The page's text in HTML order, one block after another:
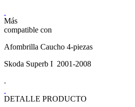
Más
compatible con
Afombrilla Caucho 4-piezas
Skoda Superb I 2001-2008
.
DETALLE PRODUCTO